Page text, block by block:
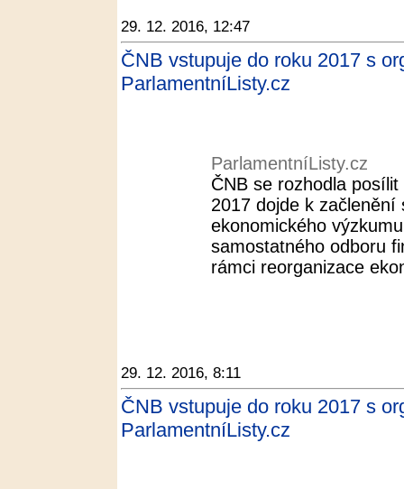
29. 12. 2016, 12:47
ČNB vstupuje do roku 2017 s
ParlamentníListy.cz
ParlamentníListy.cz
ČNB se rozhodla
2017 dojde k
ekonomického
samostatného odboru
rámci reorganizace
29. 12. 2016, 8:11
ČNB vstupuje do roku 2017 s
ParlamentníListy.cz